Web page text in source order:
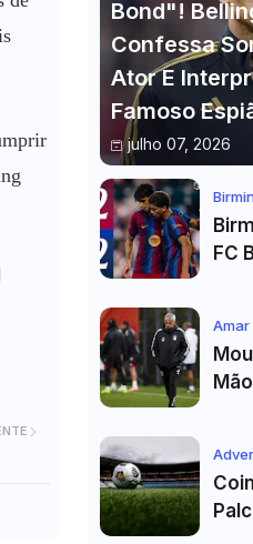
Bond"!
Confessa
Ator E
Famoso
julho 07, 2026
FC
Amar